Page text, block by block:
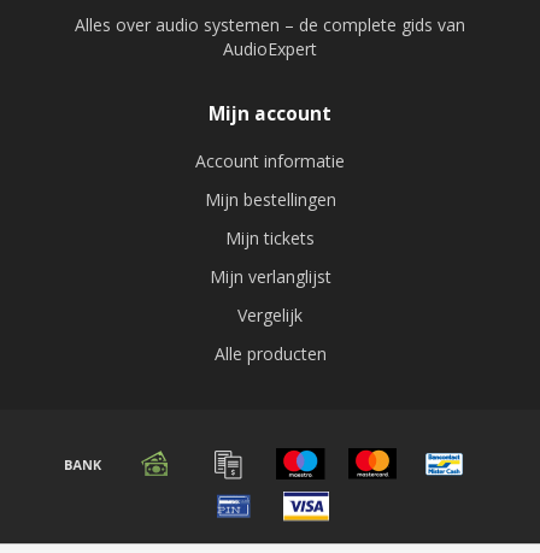
Alles over audio systemen – de complete gids van
AudioExpert
Mijn account
Account informatie
Mijn bestellingen
Mijn tickets
Mijn verlanglijst
Vergelijk
Alle producten